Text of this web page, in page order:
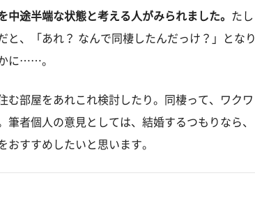
中途半端な状態と考える人がみられました。 たし
と、「あれ？ なんで同棲したんだっけ？」となり
に……。
む部屋をあれこれ検討したり。同棲って、ワクワ
筆者個人の意見としては、結婚するつもりなら、
おすすめしたいと思います。